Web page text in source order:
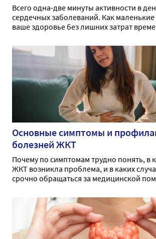
Всего одна-две минуты активности в
сердечных заболеваний. Как маленькие
ваше здоровье без лишних затрат
Основные симптомы и
болезней ЖКТ
Почему по симптомам трудно понять, в
ЖКТ возникла проблема, и в каких
срочно обращаться за медицинской